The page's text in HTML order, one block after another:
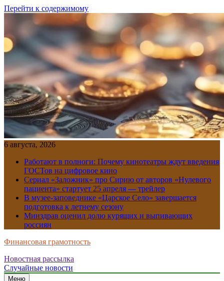
Перейти к содержимому
6 августа, 2026
Работают в полноги: Почему кинотеатры ждут введения
ГОСТов на цифровое кино
Сериал «Заложник» про Сирию от авторов «Нулевого
пациента» стартует 25 апреля — трейлер
В музее-заповеднике «Царское Село» завершается
подготовка к летнему сезону
Минздрав оценил долю курящих и выпивающих
россиян
Финансовая грамотность
Новостная рассылка
Случайные новости
Меню